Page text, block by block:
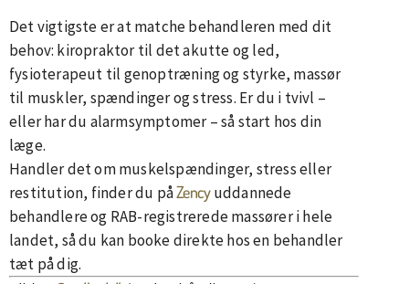
Det vigtigste er at matche behandleren med dit
behov: kiropraktor til det akutte og led,
fysioterapeut til genoptræning og styrke, massør
til muskler, spændinger og stress. Er du i tvivl –
eller har du alarmsymptomer – så start hos din
læge.
Handler det om muskelspændinger, stress eller
restitution, finder du påZencyuddannede
behandlere og RAB-registrerede massører i hele
landet, så du kan booke direkte hos en behandler
tæt på dig.